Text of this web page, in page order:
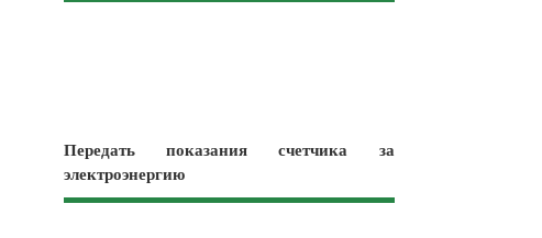
Передать показания счетчика за
электроэнергию